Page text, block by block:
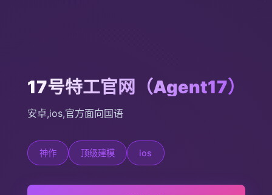
17号特工官网（Agent17）
安卓,ios,官方面向国语
神作 顶级建模 ios